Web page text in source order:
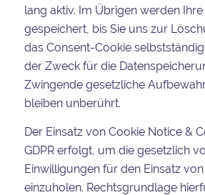
lang aktiv. Im Übrigen werden Ihre
gespeichert, bis Sie uns zur
das Consent-Cookie
der Zweck für die
Zwingende gesetzliche
bleiben unberührt.
Der Einsatz von Cookie Notice &
GDPR erfolgt, um die gesetzlich
Einwilligungen für den Einsatz
einzuholen. Rechtsgrundlage